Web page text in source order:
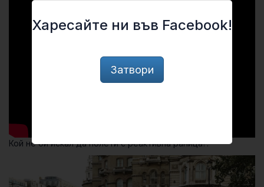
Кой не би искал да полети с реактивна раница?!
Харесайте ни във Facebook!
Затвори